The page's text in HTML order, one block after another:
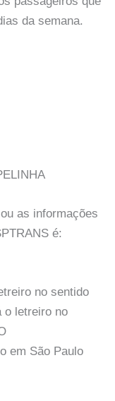
da semana.
as informações
é:
no sentido
o letreiro no
em São Paulo